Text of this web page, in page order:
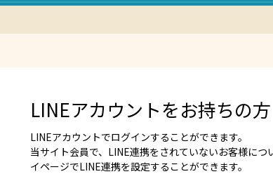
LINEアカウントをお持ちの方
LINEアカウントでログインすることができます。
当サイト会員で、LINE連携をされていないお客様につ
イページでLINE連携を設定することができます。